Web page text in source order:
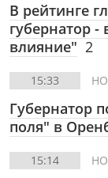
В рейтинге
губернатор
влияние" 2
15:33
Губернатор
поля" в
15:14